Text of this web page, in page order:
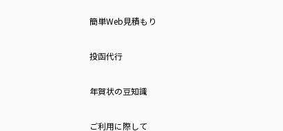
簡単Web見積もり
投函代行
年賀状の豆知識
ご利用に際して